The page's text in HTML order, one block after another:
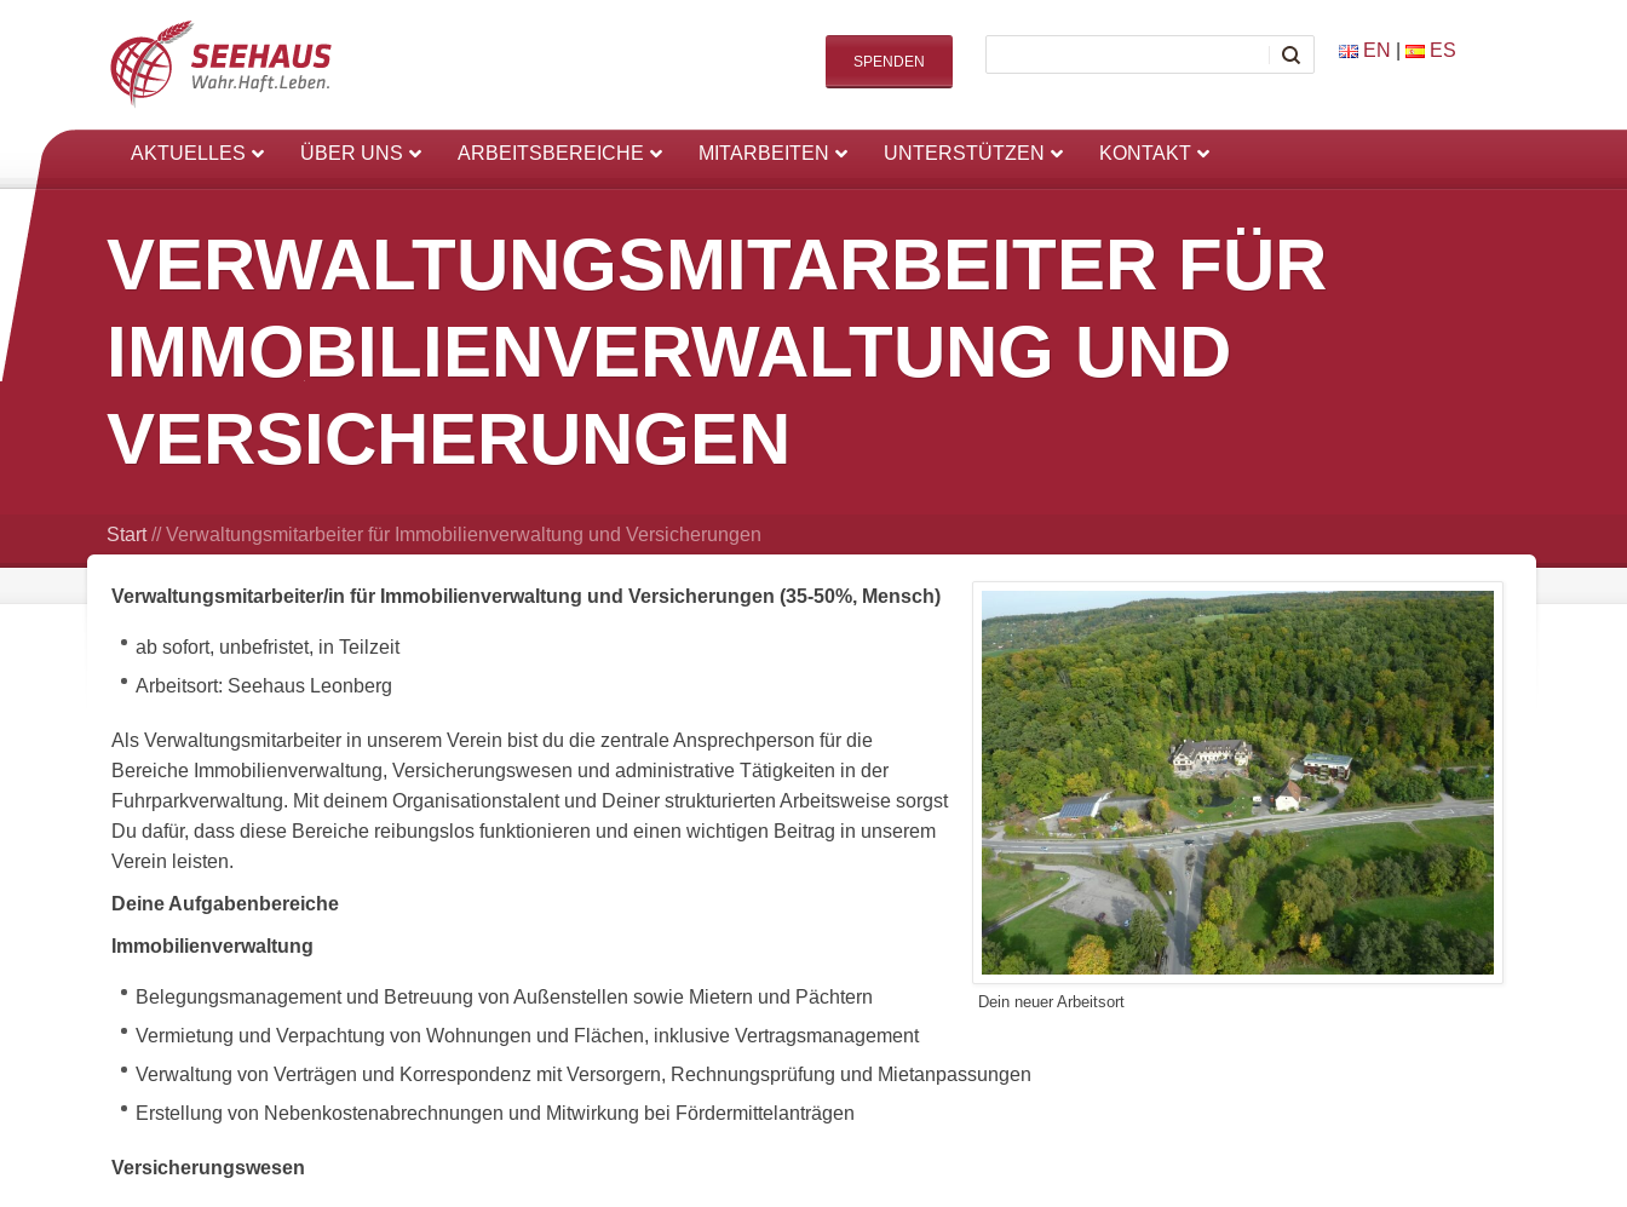
EN ES
SPENDEN
AKTUELLES ÜBER UNS ARBEITSBEREICHE MITARBEITEN UNTERSTÜTZEN KONTAKT
VERWALTUNGSMITARBEITER FÜR
IMMOBILIENVERWALTUNG UND
VERSICHERUNGEN
Start//Verwaltungsmitarbeiter für Immobilienverwaltung und Versicherungen
Dein neuer Arbeitsort
Verwaltungsmitarbeiter/in für Immobilienverwaltung und Versicherungen (35-50%, Mensch)
ab sofort, unbefristet, in Teilzeit
Arbeitsort: Seehaus Leonberg
Als Verwaltungsmitarbeiter in unserem Verein bist du die zentrale Ansprechperson für die
Bereiche Immobilienverwaltung, Versicherungswesen und administrative Tätigkeiten in der
Fuhrparkverwaltung. Mit deinem Organisationstalent und Deiner strukturierten Arbeitsweise sorgst
Du dafür, dass diese Bereiche reibungslos funktionieren und einen wichtigen Beitrag in unserem
Verein leisten.
Deine Aufgabenbereiche
Immobilienverwaltung
Belegungsmanagement und Betreuung von Außenstellen sowie Mietern und Pächtern
Vermietung und Verpachtung von Wohnungen und Flächen, inklusive Vertragsmanagement
Verwaltung von Verträgen und Korrespondenz mit Versorgern, Rechnungsprüfung und Mietanpassungen
Erstellung von Nebenkostenabrechnungen und Mitwirkung bei Fördermittelanträgen
Versicherungswesen